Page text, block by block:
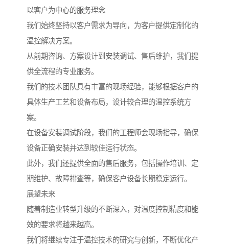
以客户为中心的服务理念
我们始终坚持以客户需求为导向，为客户提供定制化的
温控解决方案。
从前期咨询、方案设计到安装调试、售后维护，我们提
供全流程的专业服务。
我们的技术团队具有丰富的现场经验，能够根据客户的
具体生产工艺和设备布局，设计较合理的温控系统方
案。
在设备安装调试阶段，我们的工程师会现场指导，确保
设备正确安装并达到较佳运行状态。
此外，我们还提供全面的售后服务，包括操作培训、定
期维护、故障排查等，确保客户设备长期稳定运行。
展望未来
随着制造业转型升级的不断深入，对温度控制精度和能
效的要求将越来越高。
我们将继续专注于温控技术的研究与创新，不断优化产